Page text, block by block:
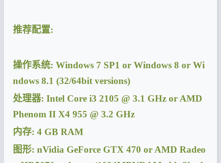
推荐配置:
操作系统: Windows 7 SP1 or Windows 8 or Wi
ndows 8.1 (32/64bit versions)
处理器: Intel Core i3 2105 @ 3.1 GHz or AMD
Phenom II X4 955 @ 3.2 GHz
内存: 4 GB RAM
图形: nVidia GeForce GTX 470 or AMD Radeo